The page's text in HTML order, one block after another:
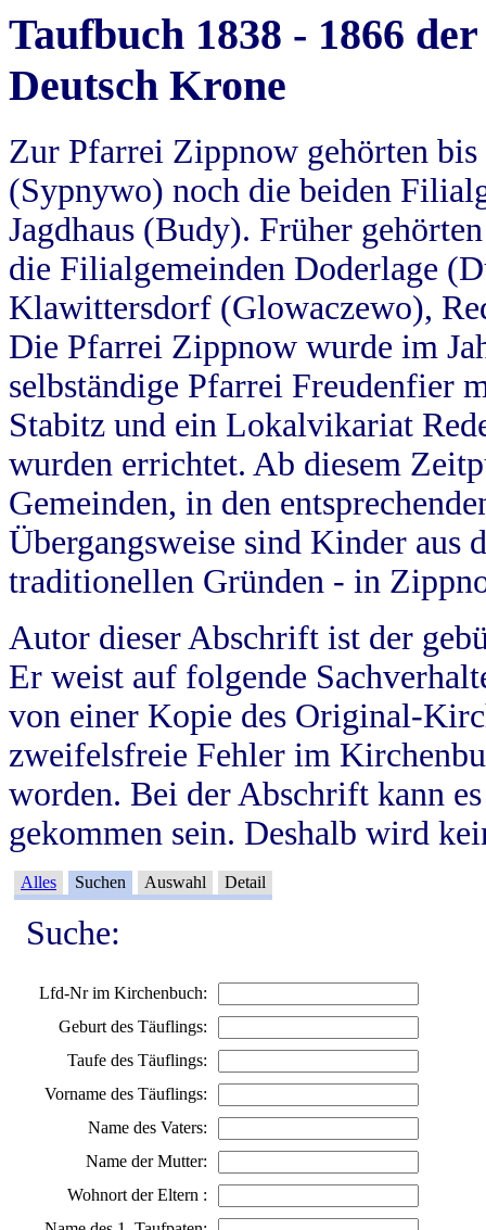
Taufbuch 1838 - 1866
Deutsch Krone
Zur Pfarrei Zippnow gehörten
(Sypnywo) noch die beiden
Jagdhaus (Budy). Früher
die Filialgemeinden Doderlage
Klawittersdorf (Glowaczewo),
Die Pfarrei Zippnow wurde im
selbständige Pfarrei Freudenfier
Stabitz und ein Lokalvikariat
wurden errichtet. Ab diesem
Gemeinden, in den
Übergangsweise sind Kinder aus
traditionellen Gründen - in
Autor dieser Abschrift ist der
Er weist auf folgende
von einer Kopie des Original-
zweifelsfreie Fehler im
worden. Bei der Abschrift kann
gekommen sein. Deshalb wird
Alles Suchen Auswahl Detail
Suche:
Lfd-Nr im Kirchenbuch:
Geburt des Täuflings:
Taufe des Täuflings:
Vorname des Täuflings:
Name des Vaters:
Name der Mutter:
Wohnort der Eltern :